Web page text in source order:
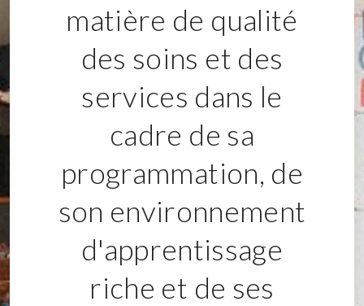
matière de qualité
des soins et des
services dans le
cadre de sa
programmation, de
son environnement
d'apprentissage
riche et de ses